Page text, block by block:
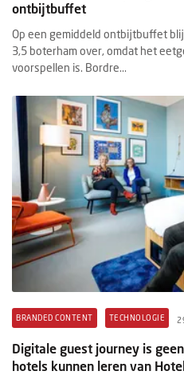
ontbijtbuffet
Op een gemiddeld ontbijtbuffet
3,5 boterham over, omdat het
voorspellen is. Bordre...
BRANDED CONTENT TECHNOLOGIE
Digitale guest journey is
hotels kunnen leren van